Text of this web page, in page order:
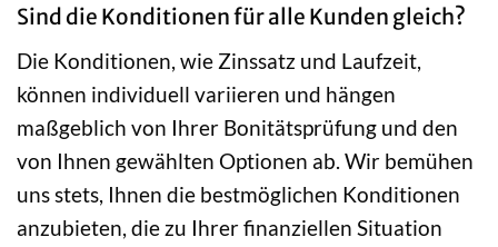
Sind die Konditionen für alle Kunden gleich?
Die Konditionen, wie Zinssatz und Laufzeit,
können individuell variieren und hängen
maßgeblich von Ihrer Bonitätsprüfung und den
von Ihnen gewählten Optionen ab. Wir bemühen
uns stets, Ihnen die bestmöglichen Konditionen
anzubieten, die zu Ihrer finanziellen Situation